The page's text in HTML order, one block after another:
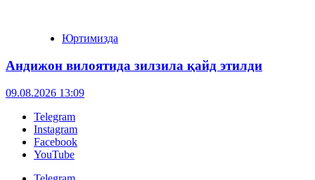
Юртимизда
Андижон вилоятида зилзила қайд этилди
09.08.2026 13:09
Telegram
Instagram
Facebook
YouTube